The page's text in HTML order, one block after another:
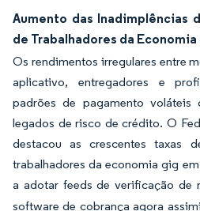
Aumento das Inadimplências
de Trabalhadores da Economia
Os rendimentos irregulares entre
aplicativo, entregadores e
padrões de pagamento voláteis
legados de risco de crédito. O
destacou as crescentes taxas
trabalhadores da economia gig
a adotar feeds de verificação de
software de cobrança agora